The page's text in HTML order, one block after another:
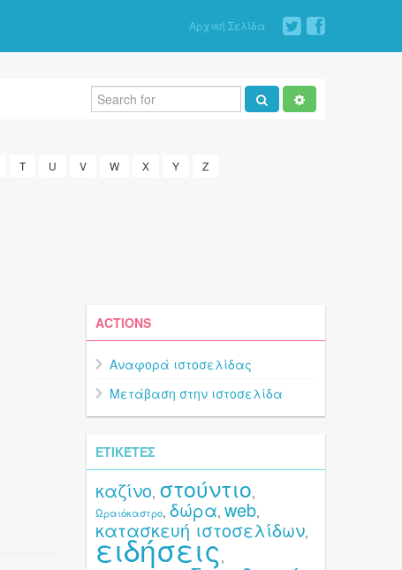
Αρχική Σελίδα
T U V W X Y Z
ACTIONS
Αναφορά ιστοσελίδας
Μετάβαση στην ιστοσελίδα
ΕΤΙΚΈΤΕΣ
καζίνο, στούντιο,
Ωραιόκαστρο, δώρα, web,
κατασκευή ιστοσελίδων,
ειδήσεις,